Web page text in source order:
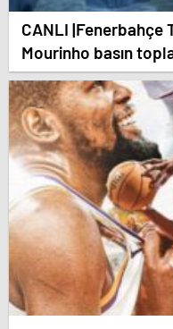
CANLI |Fenerbahçe
Mourinho basın